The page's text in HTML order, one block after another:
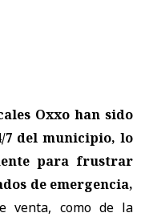
Oxxo han sido
7 del municipio, lo
para frustrar
de emergencia,
venta, como de la